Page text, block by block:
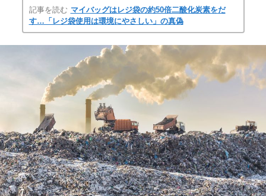
記事を読む マイバッグはレジ袋の約50倍二酸化炭素をだ
す…「レジ袋使用は環境にやさしい」の真偽